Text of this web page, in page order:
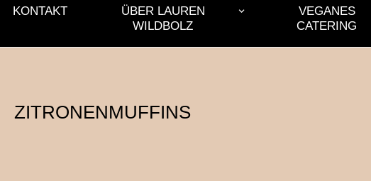
KONTAKT
ÜBER LAUREN
WILDBOLZ
VEGANES
CATERING
ZITRONENMUFFINS